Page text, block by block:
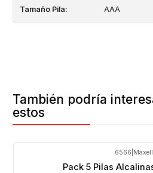
Tamaño Pila: AAA
También podría
estos
6566 Maxell
Pack 5 Pilas